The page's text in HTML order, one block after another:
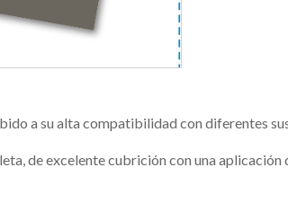
a su alta compatibilidad con diferentes
de excelente cubrición con una aplicación